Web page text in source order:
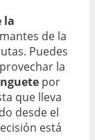
la
de la
Puedes
la
por
que lleva
desde el
está